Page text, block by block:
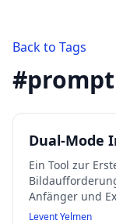
Back to Tags
#
Dual-Mode
Ein Tool zur
Anfänger und
Es legt Wert auf
Levent Yelmen